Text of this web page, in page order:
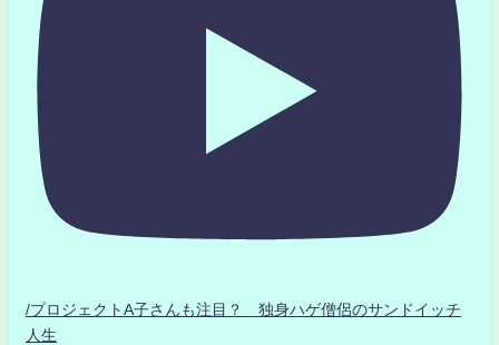
/プロジェクトA子さんも注目？ 独身ハゲ僧侶のサンドイッチ
人生